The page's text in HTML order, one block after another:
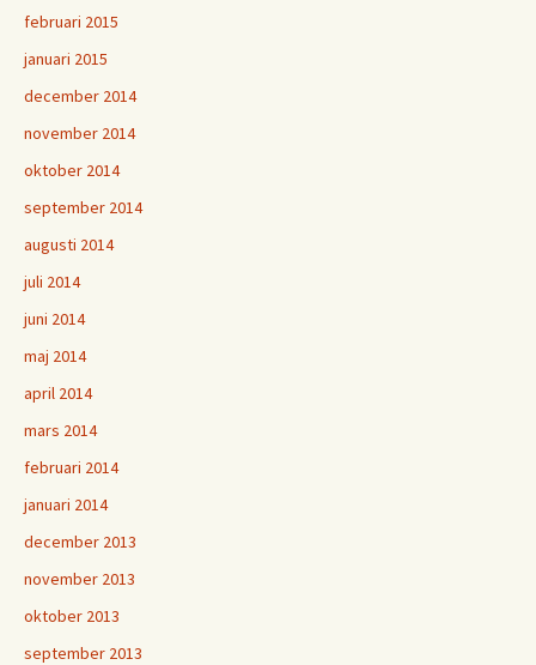
februari 2015
januari 2015
december 2014
november 2014
oktober 2014
september 2014
augusti 2014
juli 2014
juni 2014
maj 2014
april 2014
mars 2014
februari 2014
januari 2014
december 2013
november 2013
oktober 2013
september 2013